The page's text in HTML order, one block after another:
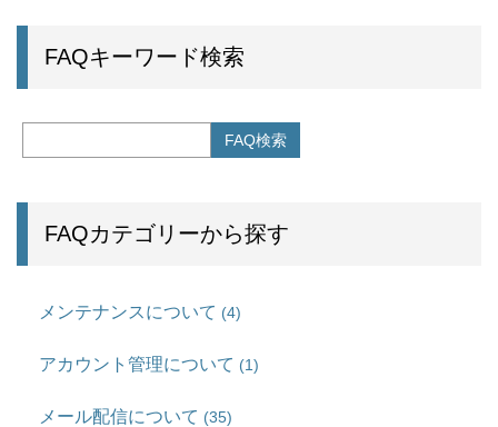
FAQキーワード検索
FAQカテゴリーから探す
メンテナンスについて (4)
アカウント管理について (1)
メール配信について (35)